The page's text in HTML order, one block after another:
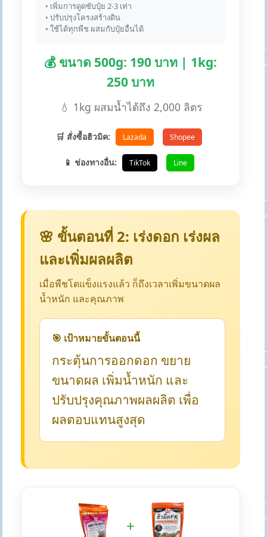
• เพิ่มการดูดซับปุ๋ย 2-3 เท่า
• ปรับปรุงโครงสร้างดิน
• ใช้ได้ทุกพืช ผสมกับปุ๋ยอื่นได้
💰 ขนาด 500g: 190 บาท | 1kg:
250 บาท
💧 1kg ผสมน้ำได้ถึง 2,000 ลิตร
🛒 สั่งซื้อฮิวมิค: Lazada Shopee
📱 ช่องทางอื่น: TikTok Line
🌸 ขั้นตอนที่ 2: เร่งดอก เร่งผล
และเพิ่มผลผลิต
เมื่อพืชโตแข็งแรงแล้ว ก็ถึงเวลาเพิ่มขนาดผล
น้ำหนัก และคุณภาพ
🎯 เป้าหมายขั้นตอนนี้
กระตุ้นการออกดอก ขยาย
ขนาดผล เพิ่มน้ำหนัก และ
ปรับปรุงคุณภาพผลผลิต เพื่อ
ผลตอบแทนสูงสุด
+